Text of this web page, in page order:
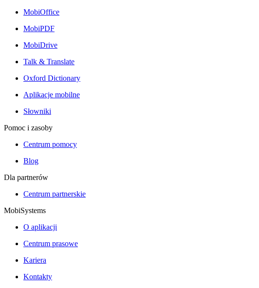
MobiOffice
MobiPDF
MobiDrive
Talk & Translate
Oxford Dictionary
Aplikacje mobilne
Słowniki
Pomoc i zasoby
Centrum pomocy
Blog
Dla partnerów
Centrum partnerskie
MobiSystems
O aplikacji
Centrum prasowe
Kariera
Kontakty